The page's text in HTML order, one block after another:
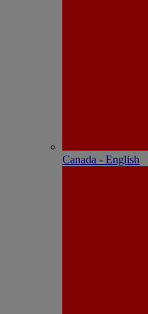
Canada - English